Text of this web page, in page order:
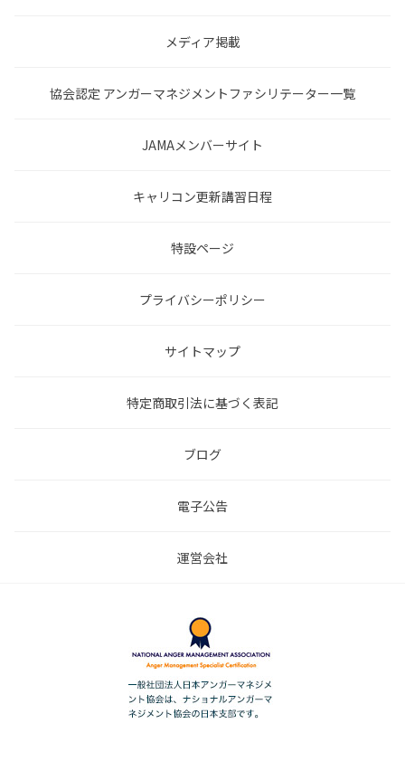
メディア掲載
協会認定 アンガーマネジメントファシリテーター一覧
JAMAメンバーサイト
キャリコン更新講習日程
特設ページ
プライバシーポリシー
サイトマップ
特定商取引法に基づく表記
ブログ
電子公告
運営会社